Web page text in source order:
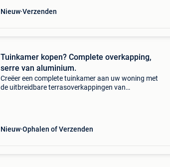
Nieuw Verzenden
Tuinkamer kopen? Complete overkapping,
serre van aluminium.
Creëer een complete tuinkamer aan uw woning met
de uitbreidbare terrasoverkappingen van
Nieuw Ophalen of Verzenden